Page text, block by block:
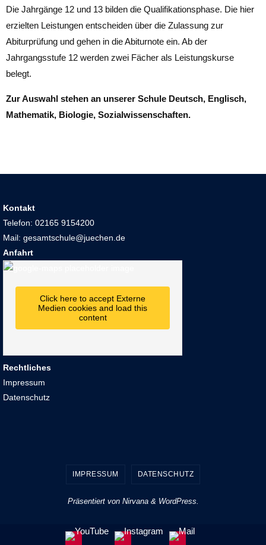
Die Jahrgänge 12 und 13 bilden die Qualifikationsphase. Die hier
erzielten Leistungen entscheiden über die Zulassung zur
Abiturprüfung und gehen in die Abiturnote ein. Ab der
Jahrgangsstufe 12 werden zwei Fächer als Leistungskurse
belegt.
Zur Auswahl stehen an unserer Schule Deutsch, Englisch,
Mathematik, Biologie, Sozialwissenschaften.
Kontakt
Telefon: 02165 9154200
Mail: gesamtschule@juechen.de
Anfahrt
Click here to accept Externe
Medien cookies and load this
content
Rechtliches
Impressum
Datenschutz
IMPRESSUM DATENSCHUTZ
Präsentiert von Nirvana& WordPress.